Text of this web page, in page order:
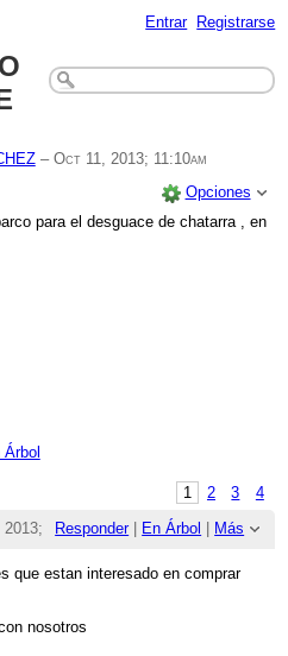
Entrar Registrarse
– Oct 11, 2013; 11:10am
Opciones
para el desguace de chatarra , en
Árbol
1 2 3
4
Responder| En Árbol | Más
que estan interesado en comprar
nosotros